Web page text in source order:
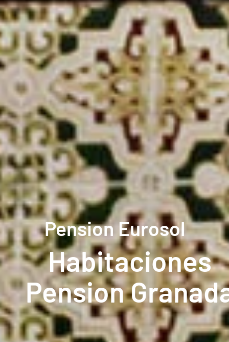
Pension Eurosol
Habitaciones
Pension